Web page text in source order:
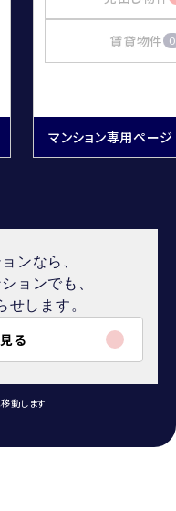
賃貸物件 0
マンション専用ページ
ンなら、
ョンでも、
せします。
る
動します